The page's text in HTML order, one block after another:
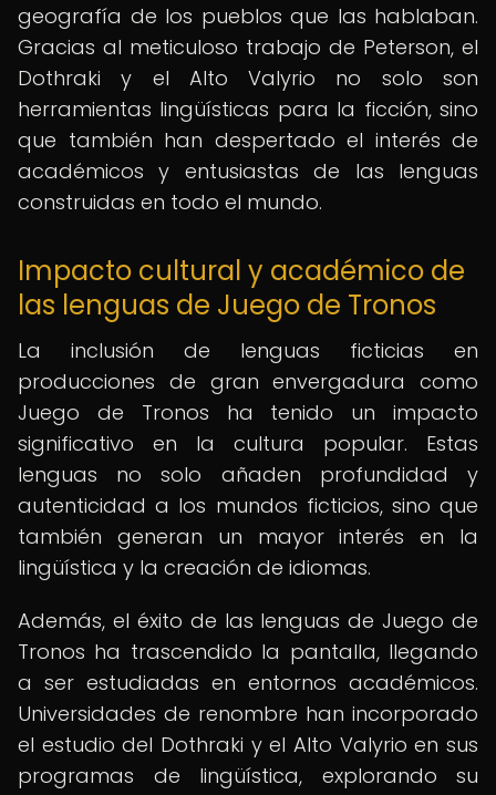
geografía de los pueblos que las hablaban.
Gracias al meticuloso trabajo de Peterson, el
Dothraki y el Alto Valyrio no solo son
herramientas lingüísticas para la ficción, sino
que también han despertado el interés de
académicos y entusiastas de las lenguas
construidas en todo el mundo.
Impacto cultural y académico de
las lenguas de Juego de Tronos
La inclusión de lenguas ficticias en
producciones de gran envergadura como
Juego de Tronos ha tenido un impacto
significativo en la cultura popular. Estas
lenguas no solo añaden profundidad y
autenticidad a los mundos ficticios, sino que
también generan un mayor interés en la
lingüística y la creación de idiomas.
Además, el éxito de las lenguas de Juego de
Tronos ha trascendido la pantalla, llegando
a ser estudiadas en entornos académicos.
Universidades de renombre han incorporado
el estudio del Dothraki y el Alto Valyrio en sus
programas de lingüística, explorando su